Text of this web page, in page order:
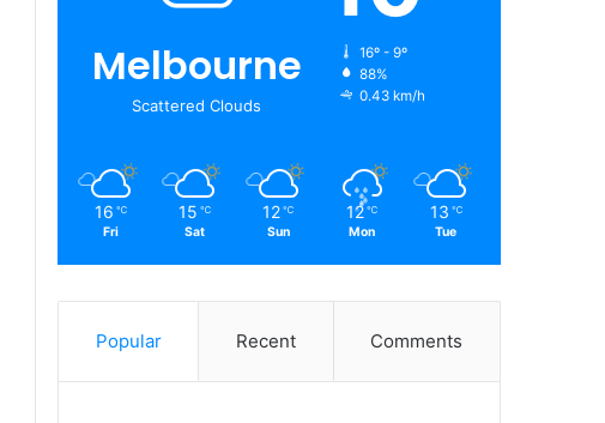
Melbourne
Scattered Clouds
16º - 9º
88%
0.43 km/h
16 ℃
Fri
15 ℃
Sat
12 ℃
Sun
12 ℃
Mon
13 ℃
Tue
Popular Recent Comments